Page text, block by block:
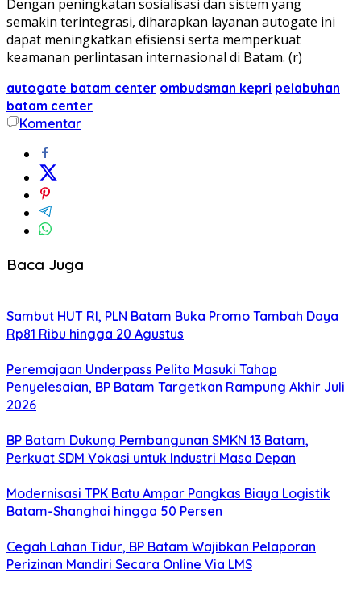
Dengan peningkatan sosialisasi dan sistem yang
semakin terintegrasi, diharapkan layanan autogate ini
dapat meningkatkan efisiensi serta memperkuat
keamanan perlintasan internasional di Batam. (r)
autogate batam center ombudsman kepri pelabuhan
batam center
Komentar
Baca Juga
Sambut HUT RI, PLN Batam Buka Promo Tambah Daya
Rp81 Ribu hingga 20 Agustus
Peremajaan Underpass Pelita Masuki Tahap
Penyelesaian, BP Batam Targetkan Rampung Akhir Juli
2026
BP Batam Dukung Pembangunan SMKN 13 Batam,
Perkuat SDM Vokasi untuk Industri Masa Depan
Modernisasi TPK Batu Ampar Pangkas Biaya Logistik
Batam-Shanghai hingga 50 Persen
Cegah Lahan Tidur, BP Batam Wajibkan Pelaporan
Perizinan Mandiri Secara Online Via LMS